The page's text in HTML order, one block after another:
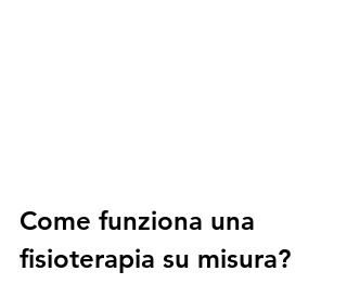
Come funziona una
fisioterapia su misura?